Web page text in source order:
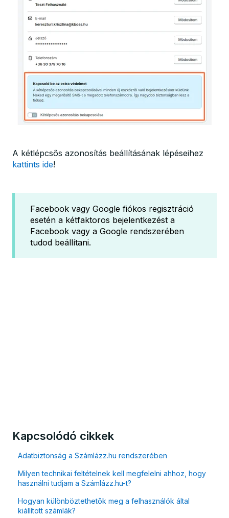
A kétlépcsős azonosítás beállításának lépéseihez
kattints ide!
Facebook vagy Google fiókos regisztráció
esetén a kétfaktoros bejelentkezést a
Facebook vagy a Google rendszerében
tudod beállítani.
Kapcsolódó cikkek
Adatbiztonság a Számlázz.hu rendszerében
Milyen technikai feltételnek kell megfelelni ahhoz, hogy
használni tudjam a Számlázz.hu-t?
Hogyan különböztethetők meg a felhasználók által
kiállított számlák?